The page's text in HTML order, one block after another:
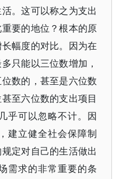
。这可以称之为支出
要的地位？根本的原
幅度的对比。因为在
只能以三位数增加，
数的，甚至是六位数
至六位数的支出项目
乎可以忽略不计。因
建立健全社会保障制
定对自己的生活做出
需求的非常重要的条